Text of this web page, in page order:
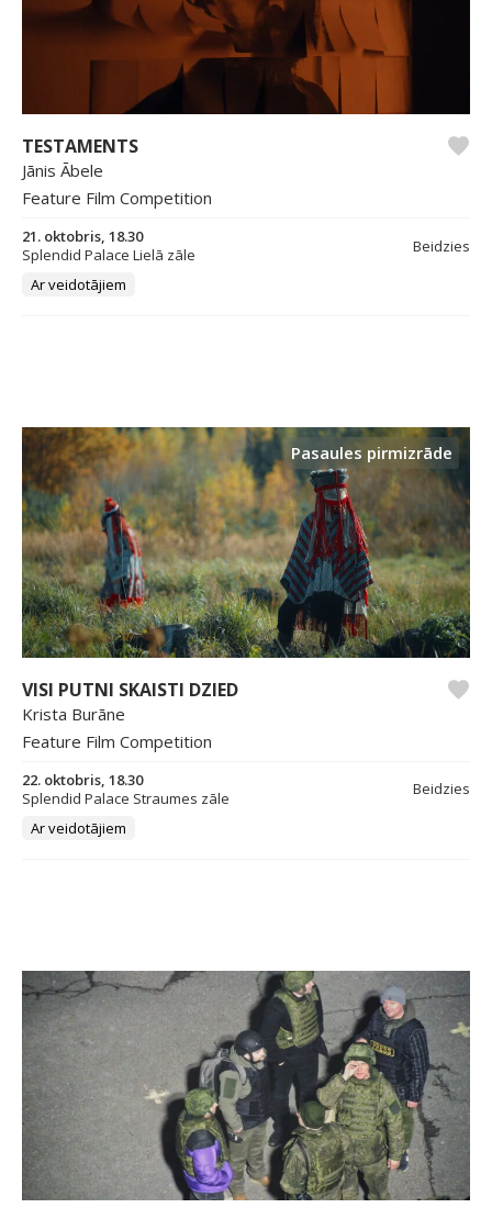
TESTAMENTS
Jānis Ābele
Feature Film Competition
21. oktobris, 18.30
Splendid Palace Lielā zāle
Beidzies
Ar veidotājiem
Pasaules pirmizrāde
VISI PUTNI SKAISTI DZIED
Krista Burāne
Feature Film Competition
22. oktobris, 18.30
Splendid Palace Straumes zāle
Beidzies
Ar veidotājiem